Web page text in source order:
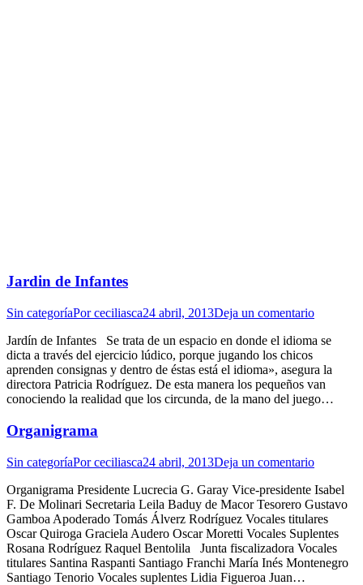
Jardin de Infantes
Sin categoríaPorceciliasca24 abril, 2013Deja un comentario
Jardín de Infantes Se trata de un espacio en donde el idioma se
dicta a través del ejercicio lúdico, porque jugando los chicos
aprenden consignas y dentro de éstas está el idioma», asegura la
directora Patricia Rodríguez. De esta manera los pequeños van
conociendo la realidad que los circunda, de la mano del juego…
Organigrama
Sin categoríaPorceciliasca24 abril, 2013Deja un comentario
Organigrama Presidente Lucrecia G. Garay Vice-presidente Isabel
F. De Molinari Secretaria Leila Baduy de Macor Tesorero Gustavo
Gamboa Apoderado Tomás Álverz Rodríguez Vocales titulares
Oscar Quiroga Graciela Audero Oscar Moretti Vocales Suplentes
Rosana Rodríguez Raquel Bentolila Junta fiscalizadora Vocales
titulares Santina Raspanti Santiago Franchi María Inés Montenegro
Santiago Tenorio Vocales suplentes Lidia Figueroa Juan…